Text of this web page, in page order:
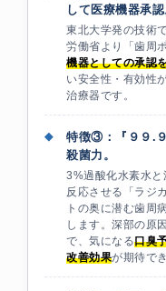
して医療機器承認
東北大学発の技術
労働省より「歯周
機器としての承認
い安全性・有効性
治療器です。
◆
特徴③：『９９.
殺菌力。
3%過酸化水素水と
反応させる「ラジ
トの奥に潜む歯周
します。深部の原
で、気になる口臭
改善効果が期待で